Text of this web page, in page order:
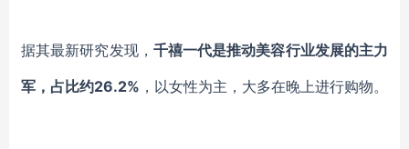
据其最新研究发现， 千禧一代是推动美容行业发展的主力
军，占比约26.2% ，以女性为主，大多在晚上进行购物。